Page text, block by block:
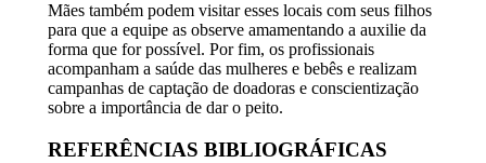
Mães também podem visitar esses locais com seus filhos
para que a equipe as observe amamentando a auxilie da
forma que for possível. Por fim, os profissionais
acompanham a saúde das mulheres e bebês e realizam
campanhas de captação de doadoras e conscientização
sobre a importância de dar o peito.
REFERÊNCIAS BIBLIOGRÁFICAS